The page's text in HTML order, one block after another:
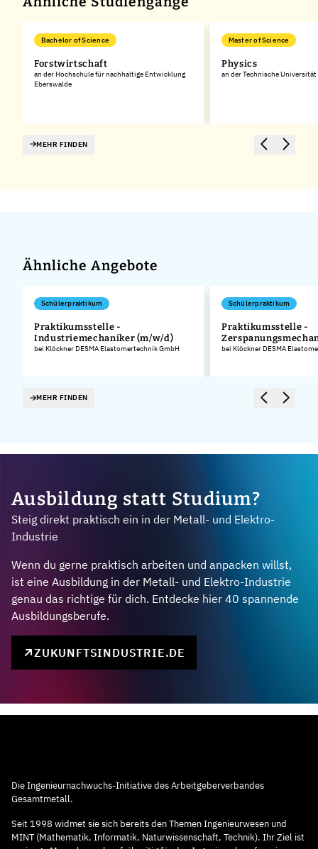
Bachelor of Science
Forstwirtschaft
an der Hochschule für nachhaltige Entwicklung
Eberswalde
Master of Science
Physics
an der Technische Universität
MEHR FINDEN
Ähnliche Angebote
Schülerpraktikum
Praktikumsstelle -
Industriemechaniker (m/w/d)
bei Klöckner DESMA Elastomertechnik GmbH
Schülerpraktikum
Praktikumsstelle -
bei Klöckner DESMA
MEHR FINDEN
Ausbildung statt Studium?
Steig direkt praktisch ein in der Metall- und Elektro-
Industrie
Wenn du gerne praktisch arbeiten und anpacken willst,
ist eine Ausbildung in der Metall- und Elektro-Industrie
genau das richtige für dich. Entdecke hier 40 spannende
Ausbildungsberufe.
ZUKUNFTSINDUSTRIE.DE
Die Ingenieurnachwuchs-Initiative des Arbeitgeberverbandes
Gesamtmetall.
Seit 1998 widmet sie sich bereits den Themen Ingenieurwesen und
MINT (Mathematik, Informatik, Naturwissenschaft, Technik). Ihr Ziel ist